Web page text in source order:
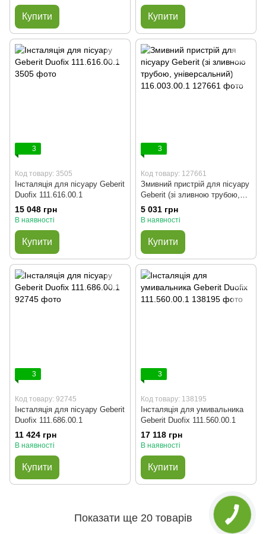
Купити Купити
3
Код товару: 3505
Інсталяція для пісуару Geberit
Duofix 111.616.00.1
15 048 грн
В наявності
Купити
3
Код товару: 127661
Змивний пристрій для пісуару
Geberit (зі зливною трубою,
універсальний) 116.003.00.1
5 031 грн
В наявності
Купити
3
Код товару: 92745
Інсталяція для пісуару Geberit
Duofix 111.686.00.1
11 424 грн
В наявності
Купити
3
Код товару: 138195
Інсталяція для умивальника
Geberit Duofix 111.560.00.1
17 118 грн
В наявності
Купити
Показати ще 20 товарів